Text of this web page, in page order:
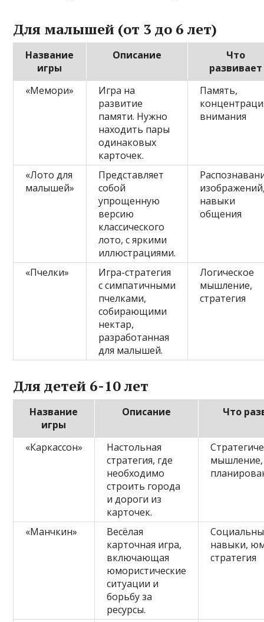
Для малышей (от 3 до 6 лет)
Название
игры
Описание
Что
развивает
«Мемори»
Игра на
развитие
памяти. Нужно
находить пары
одинаковых
карточек.
Память,
внимания
«Лото для
малышей»
Представляет
собой
упрощенную
версию
классического
лото, с яркими
иллюстрациями.
навыки
общения
«Пчелки»
Игра-стратегия
с симпатичными
пчелками,
собирающими
нектар,
разработанная
для малышей.
Логическое
мышление,
стратегия
Для детей 6-10 лет
Название
игры
Описание Что
«Каркассон»
Настольная
стратегия, где
необходимо
строить города
и дороги из
карточек.
мышление,
«Манчкин»
Весёлая
карточная игра,
включающая
юмористические
ситуации и
борьбу за
ресурсы.
навыки,
стратегия